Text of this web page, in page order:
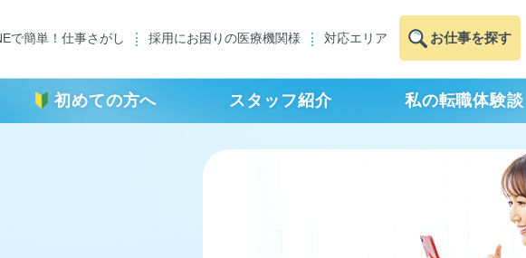
で簡単！仕事さがし 採用にお困りの医療機関様 対応エリア お仕事を探す
初めての方へ スタッフ紹介 私の転職体験談